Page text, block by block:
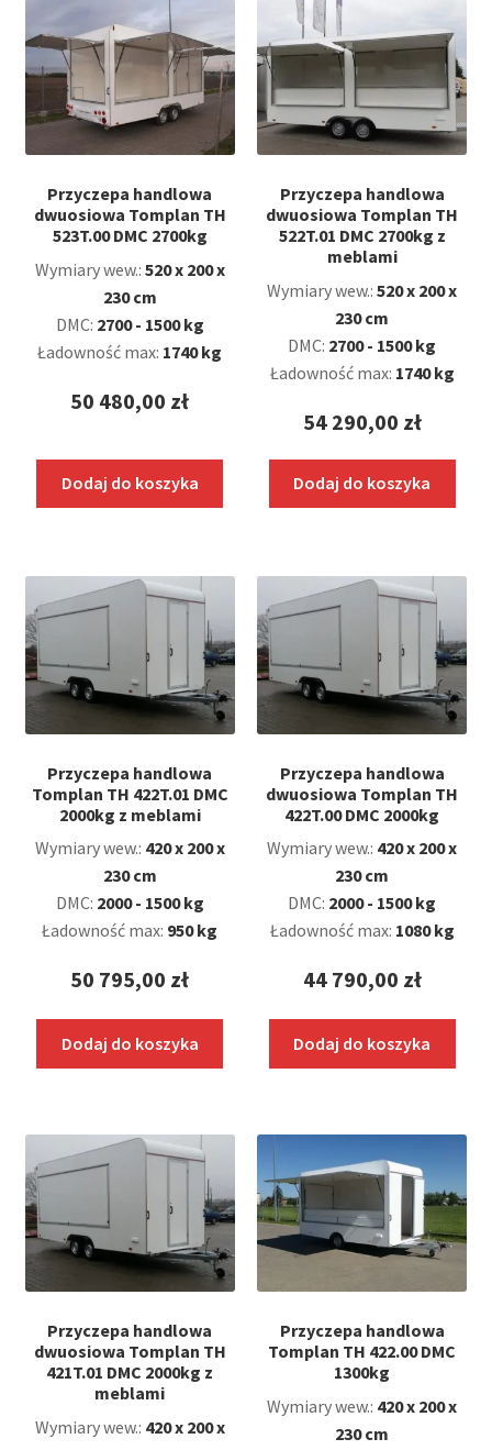
Przyczepa handlowa
dwuosiowa Tomplan TH
523T.00 DMC 2700kg
Wymiary wew.: 520 x 200 x
230 cm
DMC: 2700 - 1500 kg
Ładowność max: 1740 kg
50 480,00 zł
Dodaj do koszyka
Przyczepa handlowa
dwuosiowa Tomplan TH
522T.01 DMC 2700kg z
meblami
Wymiary wew.:520 x 200 x
230 cm
DMC: 2700 - 1500 kg
Ładowność max: 1740 kg
54 290,00 zł
Dodaj do koszyka
Przyczepa handlowa
Tomplan TH 422T.01 DMC
2000kg z meblami
Wymiary wew.: 420 x 200 x
230 cm
DMC: 2000 - 1500 kg
Ładowność max: 950 kg
50 795,00 zł
Dodaj do koszyka
Przyczepa handlowa
dwuosiowa Tomplan TH
422T.00 DMC 2000kg
Wymiary wew.: 420 x 200 x
230 cm
DMC: 2000 - 1500 kg
Ładowność max: 1080 kg
44 790,00 zł
Dodaj do koszyka
Przyczepa handlowa
dwuosiowa Tomplan TH
421T.01 DMC 2000kg z
meblami
Wymiary wew.: 420 x 200 x
Przyczepa handlowa
Tomplan TH 422.00 DMC
1300kg
Wymiary wew.: 420 x 200 x
230 cm